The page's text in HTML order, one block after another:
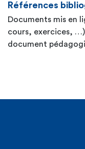
Références
Documents mis en
cours, exercices,
document